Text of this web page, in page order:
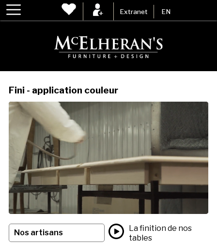
Extranet EN
Fini - application couleur
Nos artisans
La finition de nos
tables